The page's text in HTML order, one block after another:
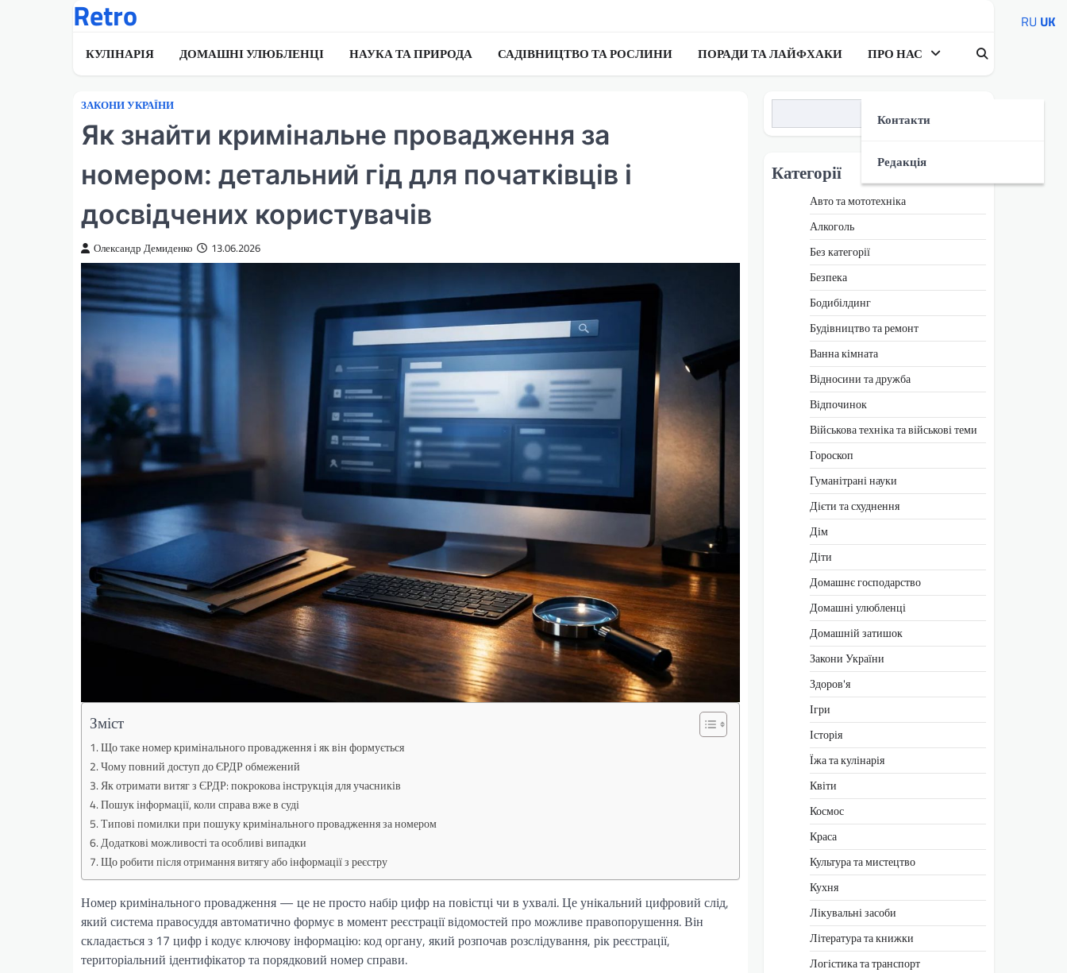
Retro
КУЛІНАРІЯ ДОМАШНІ УЛЮБЛЕНЦІ НАУКА ТА ПРИРОДА САДІВНИЦТВО ТА РОСЛИНИ ПОРАДИ ТА ЛАЙФХАКИ ПРО НАС
Контакти
Редакція
ЗАКОНИ УКРАЇНИ
Як знайти кримінальне провадження за
номером: детальний гід для початківців і
досвідчених користувачів
Олександр Демиденко 13.06.2026
Зміст
Що таке номер кримінального провадження і як він формується
Чому повний доступ до ЄРДР обмежений
Як отримати витяг з ЄРДР: покрокова інструкція для учасників
Пошук інформації, коли справа вже в суді
Типові помилки при пошуку кримінального провадження за номером
Додаткові можливості та особливі випадки
Що робити після отримання витягу або інформації з реєстру
Номер кримінального провадження — це не просто набір цифр на повістці чи в ухвалі. Це унікальний цифровий слід,
який система правосуддя автоматично формує в момент реєстрації відомостей про можливе правопорушення. Він
складається з 17 цифр і кодує ключову інформацію: код органу, який розпочав розслідування, рік реєстрації,
територіальний ідентифікатор та порядковий номер справи.
Категорії
Авто та мототехніка
Алкоголь
Без категорії
Безпека
Бодибілдинг
Будівництво та ремонт
Ванна кімната
Відносини та дружба
Відпочинок
Військова техніка та військові теми
Гороскоп
Гуманітрані науки
Дієти та схуднення
Дім
Діти
Домашнє господарство
Домашні улюбленці
Домашній затишок
Закони України
Здоров'я
Ігри
Історія
Їжа та кулінарія
Квіти
Космос
Краса
Культура та мистецтво
Кухня
Лікувальні засоби
Література та книжки
Логістика та транспорт
RU UK